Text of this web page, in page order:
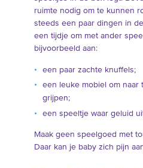
ruimte nodig om te kunnen
steeds een paar dingen in
een tijdje om met ander
bijvoorbeeld aan:
een paar zachte knuffels;
een leuke mobiel om naar
grijpen;
een speeltje waar geluid
Maak geen speelgoed met
Daar kan je baby zich pijn